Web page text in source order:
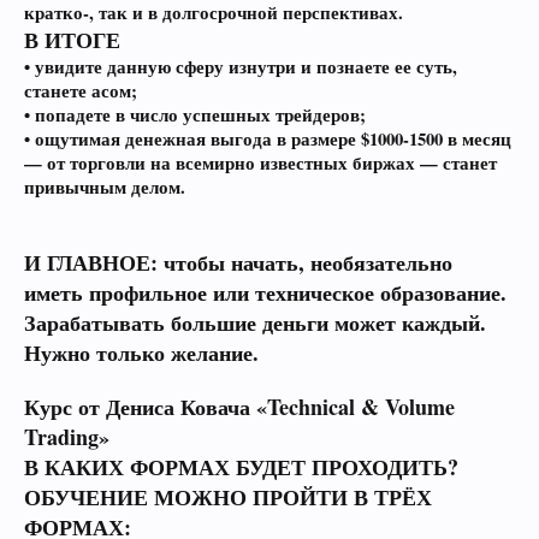
кратко-, так и в долгосрочной перспективах.
В ИТОГЕ
• увидите данную сферу изнутри и познаете ее суть,
станете асом;
• попадете в число успешных трейдеров;
• ощутимая денежная выгода в размере $1000-1500 в месяц
— от торговли на всемирно известных биржах — станет
привычным делом.
И ГЛАВНОЕ: чтобы начать, необязательно
иметь профильное или техническое образование.
Зарабатывать большие деньги может каждый.
Нужно только желание.
Курс от Дениса Ковача «Technical & Volume
Trading»
В КАКИХ ФОРМАХ БУДЕТ ПРОХОДИТЬ?
ОБУЧЕНИЕ МОЖНО ПРОЙТИ В ТРЁХ
ФОРМАХ: